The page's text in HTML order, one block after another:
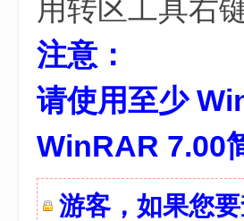
用转区工具右
注意：
请使用至少
WinRAR 7.00
游客，如果您